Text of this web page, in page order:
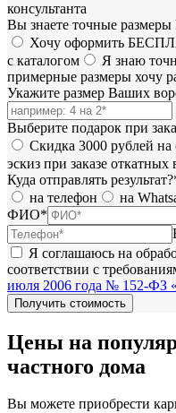
консультанта
Вы знаете точные
Хочу оформить
с каталогом
Я знаю
примерные размеры хочу
Укажите размер Ваших
Выберите подарок при
Скидка 3000 рублей на
эскиз при заказе откатных
Куда отправлять
на телефон
на
ФИО*
Я соглашаюсь на
соответствии с
июля 2006 года № 152-ФЗ
Цены на
частного дома
Вы можете приобрести